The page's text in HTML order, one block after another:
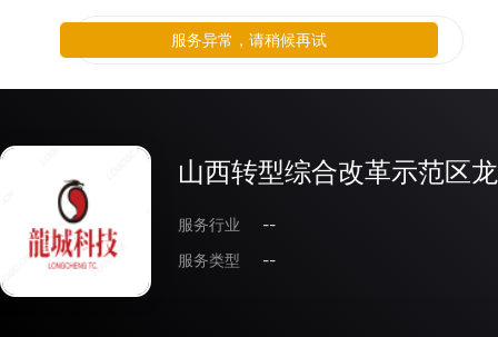
山西转型综合改革示范区
服务行业
--
服务类型
--
服务异常，请稍候再试